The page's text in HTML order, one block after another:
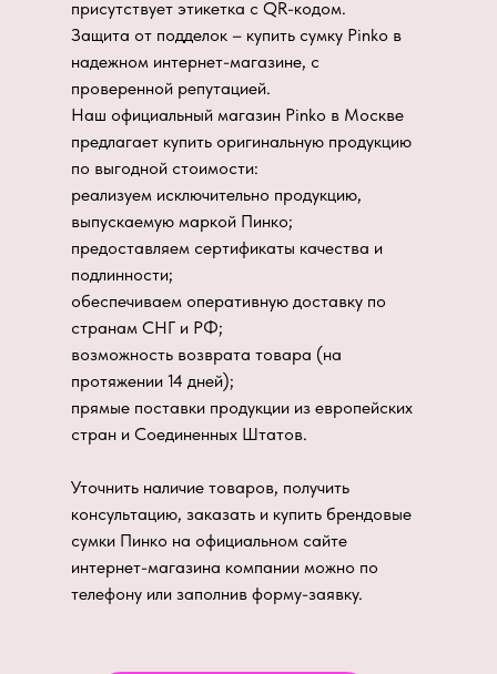
присутствует этикетка с QR-кодом.
Защита от подделок – купить сумку Pinko в
надежном интернет-магазине, с
проверенной репутацией.
Наш официальный магазин Pinko в Москве
предлагает купить оригинальную продукцию
по выгодной стоимости:
реализуем исключительно продукцию,
выпускаемую маркой Пинко;
предоставляем сертификаты качества и
подлинности;
обеспечиваем оперативную доставку по
странам СНГ и РФ;
возможность возврата товара (на
протяжении 14 дней);
прямые поставки продукции из европейских
стран и Соединенных Штатов.
Уточнить наличие товаров, получить
консультацию, заказать и купить брендовые
сумки Пинко на официальном сайте
интернет-магазина компании можно по
телефону или заполнив форму-заявку.